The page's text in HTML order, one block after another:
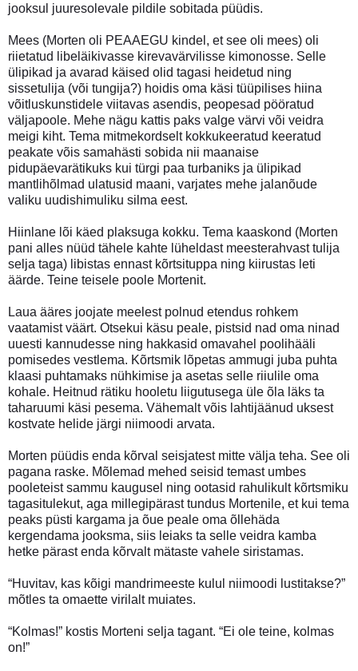
jooksul juuresolevale pildile sobitada püüdis.
Mees (Morten oli PEAAEGU kindel, et see oli mees) oli
riietatud libeläikivasse kirevavärvilisse kimonosse. Selle
ülipikad ja avarad käised olid tagasi heidetud ning
sissetulija (või tungija?) hoidis oma käsi tüüpilises hiina
võitluskunstidele viitavas asendis, peopesad pööratud
väljapoole. Mehe nägu kattis paks valge värvi või veidra
meigi kiht. Tema mitmekordselt kokkukeeratud keeratud
peakate võis samahästi sobida nii maanaise
pidupäevarätikuks kui türgi paa turbaniks ja ülipikad
mantlihõlmad ulatusid maani, varjates mehe jalanõude
valiku uudishimuliku silma eest.
Hiinlane lõi käed plaksuga kokku. Tema kaaskond (Morten
pani alles nüüd tähele kahte lüheldast meesterahvast tulija
selja taga) libistas ennast kõrtsituppa ning kiirustas leti
äärde. Teine teisele poole Mortenit.
Laua ääres joojate meelest polnud etendus rohkem
vaatamist väärt. Otsekui käsu peale, pistsid nad oma ninad
uuesti kannudesse ning hakkasid omavahel poolihääli
pomisedes vestlema. Kõrtsmik lõpetas ammugi juba puhta
klaasi puhtamaks nühkimise ja asetas selle riiulile oma
kohale. Heitnud rätiku hooletu liigutusega üle õla läks ta
taharuumi käsi pesema. Vähemalt võis lahtijäänud uksest
kostvate helide järgi niimoodi arvata.
Morten püüdis enda kõrval seisjatest mitte välja teha. See oli
pagana raske. Mõlemad mehed seisid temast umbes
pooleteist sammu kaugusel ning ootasid rahulikult kõrtsmiku
tagasitulekut, aga millegipärast tundus Mortenile, et kui tema
peaks püsti kargama ja õue peale oma õllehäda
kergendama jooksma, siis leiaks ta selle veidra kamba
hetke pärast enda kõrvalt mätaste vahele siristamas.
“Huvitav, kas kõigi mandrimeeste kulul niimoodi lustitakse?”
mõtles ta omaette virilalt muiates.
“Kolmas!” kostis Morteni selja tagant. “Ei ole teine, kolmas
on!”